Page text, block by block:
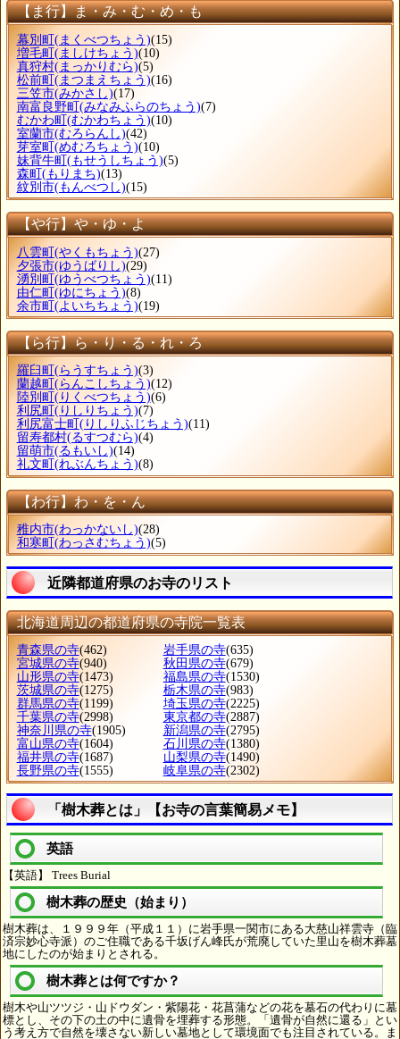
【ま行】ま・み・む・め・も
幕別町 (まくべつちょう)(15)
増毛町 (ましけちょう)(10)
真狩村(まっかりむら)(5)
松前町 (まつまえちょう)(16)
三笠市(みかさし)(17)
南富良野町 (みなみふらのちょう)(7)
むかわ町 (むかわちょう)(10)
室蘭市(むろらんし)(42)
芽室町 (めむろちょう)(10)
妹背牛町 (もせうしちょう)(5)
森町 (もりまち)(13)
紋別市(もんべつし)(15)
【や行】や・ゆ・よ
八雲町(やくもちょう)(27)
夕張市(ゆうばりし)(29)
湧別町(ゆうべつちょう)(11)
由仁町(ゆにちょう)(8)
余市町(よいちちょう)(19)
【ら行】ら・り・る・れ・ろ
羅臼町 (らうすちょう)(3)
蘭越町 (らんこしちょう)(12)
陸別町 (りくべつちょう)(6)
利尻町 (りしりちょう)(7)
利尻富士町 (りしりふじちょう)(11)
留寿都村(るすつむら)(4)
留萌市(るもいし)(14)
礼文町 (れぶんちょう)(8)
【わ行】わ・を・ん
稚内市(わっかないし)(28)
和寒町 (わっさむちょう)(5)
近隣都道府県のお寺のリスト
北海道周辺の都道府県の寺院一覧表
青森県の寺(462) 岩手県の寺(635)
宮城県の寺(940) 秋田県の寺(679)
山形県の寺(1473) 福島県の寺(1530)
茨城県の寺(1275) 栃木県の寺(983)
群馬県の寺(1199) 埼玉県の寺(2225)
千葉県の寺(2998) 東京都の寺(2887)
神奈川県の寺(1905) 新潟県の寺(2795)
富山県の寺(1604) 石川県の寺(1380)
福井県の寺(1687) 山梨県の寺(1490)
長野県の寺(1555) 岐阜県の寺(2302)
「樹木葬とは」【お寺の言葉簡易メモ】
英語
【英語】 Trees Burial
樹木葬の歴史（始まり）
樹木葬は、１９９９年（平成１１）に岩手県一関市にある大慈山祥雲寺（臨
済宗妙心寺派）のご住職である千坂げん峰氏が荒廃していた里山を樹木葬墓
地にしたのが始まりとされる。
樹木葬とは何ですか？
樹木や山ツツジ・山ドウダン・紫陽花・花菖蒲などの花を墓石の代わりに墓
標とし、その下の土の中に遺骨を埋葬する形態。「遺骨が自然に還る」とい
う考え方で自然を壊さない新しい墓地として環境面でも注目されている。ま